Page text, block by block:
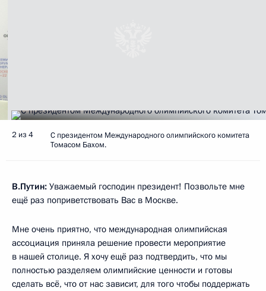
2 из 4
С президентом Международного олимпийского комитета
Томасом Бахом.
В.Путин: Уважаемый господин президент! Позвольте мне
ещё раз поприветствовать Вас в Москве.
Мне очень приятно, что международная олимпийская
ассоциация приняла решение провести мероприятие
в нашей столице. Я хочу ещё раз подтвердить, что мы
полностью разделяем олимпийские ценности и готовы
сделать всё, что от нас зависит, для того чтобы поддержать